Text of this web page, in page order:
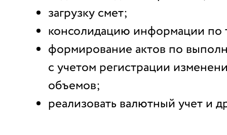
загрузку смет;
консолидацию информации по
формирование актов по
с учетом регистрации
объемов;
реализовать валютный учет и